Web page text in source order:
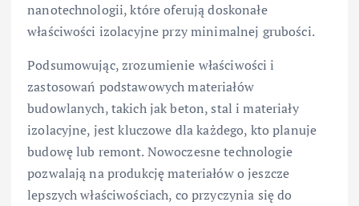
nanotechnologii, które oferują doskonałe
właściwości izolacyjne przy minimalnej grubości.
Podsumowując, zrozumienie właściwości i
zastosowań podstawowych materiałów
budowlanych, takich jak beton, stal i materiały
izolacyjne, jest kluczowe dla każdego, kto planuje
budowę lub remont. Nowoczesne technologie
pozwalają na produkcję materiałów o jeszcze
lepszych właściwościach, co przyczynia się do